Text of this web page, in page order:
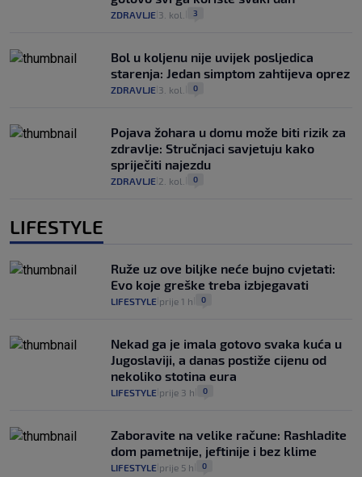
ZDRAVLJE 3. kol. 3
Bol u koljenu nije uvijek posljedica
starenja: Jedan simptom zahtijeva oprez
ZDRAVLJE 3. kol. 0
Pojava žohara u domu može biti rizik za
zdravlje: Stručnjaci savjetuju kako
spriječiti najezdu
ZDRAVLJE 2. kol. 0
LIFESTYLE
Ruže uz ove biljke neće bujno cvjetati:
Evo koje greške treba izbjegavati
LIFESTYLE prije 1 h 0
Nekad ga je imala gotovo svaka kuća u
Jugoslaviji, a danas postiže cijenu od
nekoliko stotina eura
LIFESTYLE prije 3 h 0
Zaboravite na velike račune: Rashladite
dom pametnije, jeftinije i bez klime
LIFESTYLE prije 5 h 0